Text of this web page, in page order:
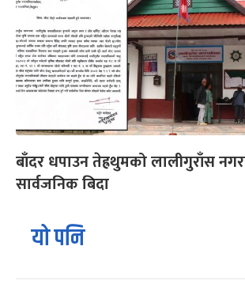
बाँदर धपाउन तेह्रथुमको लालीगुराँस
सार्वजनिक बिदा
यो पनि